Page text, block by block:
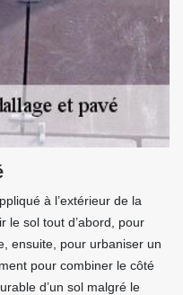
à l’extérieur de la
le sol tout d’abord, pour
ensuite, pour urbaniser un
pour combiner le côté
d’un sol malgré le